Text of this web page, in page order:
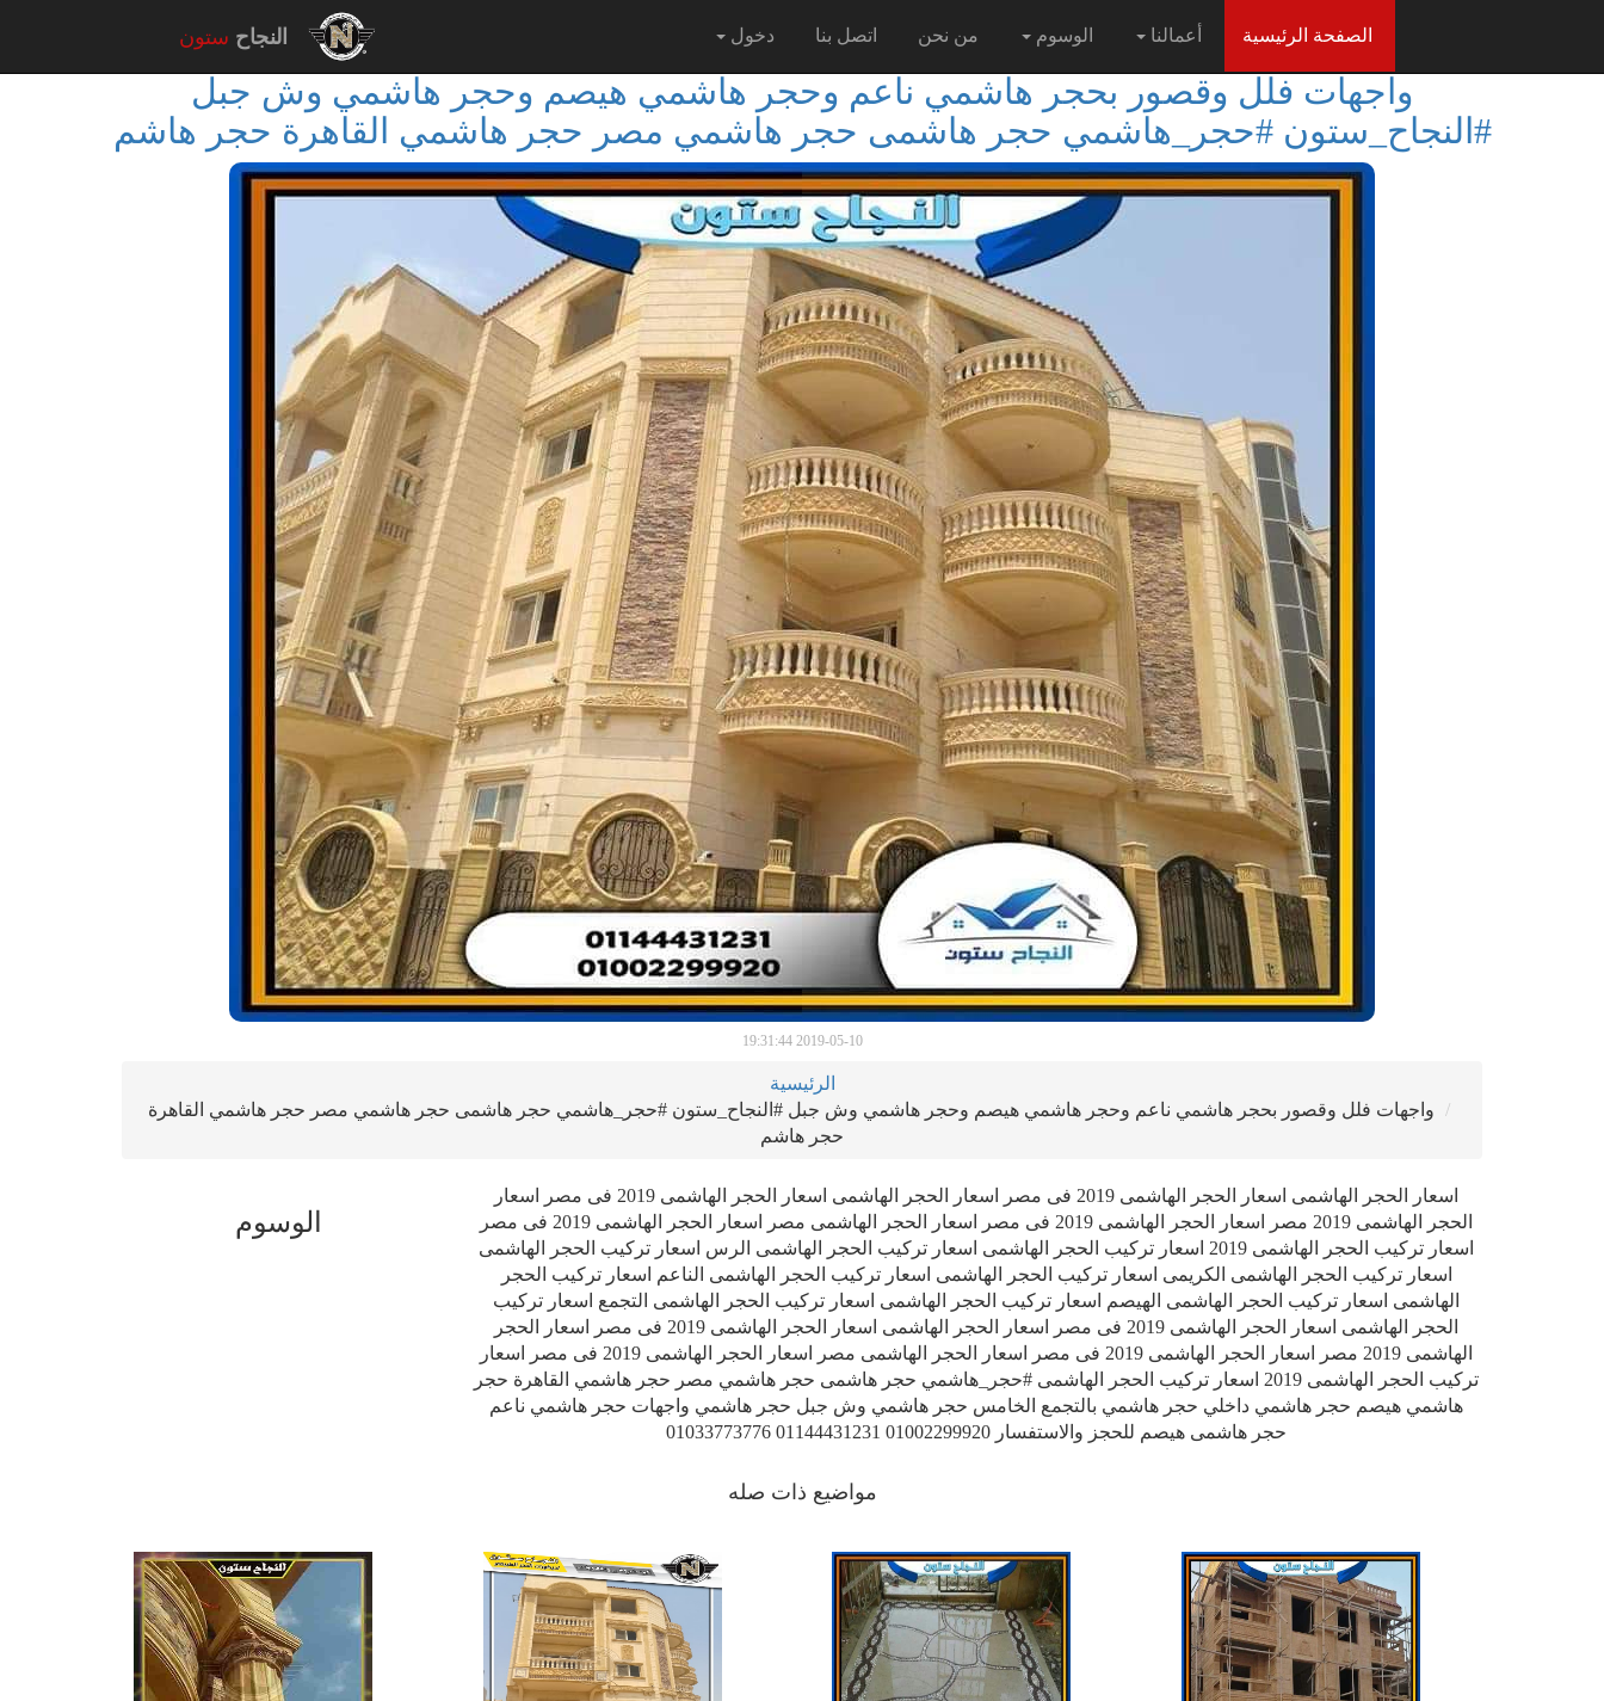
النجاح ستون دخول اتصل بنا من نحن الوسوم أعمالنا الصفحة الرئيسية
واجهات فلل وقصور بحجر هاشمي ناعم وحجر هاشمي هيصم وحجر هاشمي وش جبل
#النجاح_ستون #حجر_هاشمي حجر هاشمى حجر هاشمي مصر حجر هاشمي القاهرة حجر هاشم
2019-05-10 19:31:44
الرئيسية
واجهات فلل وقصور بحجر هاشمي ناعم وحجر هاشمي هيصم وحجر هاشمي وش جبل #النجاح_ستون #حجر_هاشمي حجر هاشمى حجر هاشمي مصر حجر هاشمي القاهرة
حجر هاشم
الوسوم
اسعار الحجر الهاشمى اسعار الحجر الهاشمى 2019 فى مصر اسعار الحجر الهاشمى اسعار الحجر الهاشمى 2019 فى مصر اسعار
الحجر الهاشمى 2019 مصر اسعار الحجر الهاشمى 2019 فى مصر اسعار الحجر الهاشمى مصر اسعار الحجر الهاشمى 2019 فى مصر
اسعار تركيب الحجر الهاشمى 2019 اسعار تركيب الحجر الهاشمى اسعار تركيب الحجر الهاشمى الرس اسعار تركيب الحجر الهاشمى
اسعار تركيب الحجر الهاشمى الكريمى اسعار تركيب الحجر الهاشمى اسعار تركيب الحجر الهاشمى الناعم اسعار تركيب الحجر
الهاشمى اسعار تركيب الحجر الهاشمى الهيصم اسعار تركيب الحجر الهاشمى اسعار تركيب الحجر الهاشمى التجمع اسعار تركيب
الحجر الهاشمى اسعار الحجر الهاشمى 2019 فى مصر اسعار الحجر الهاشمى اسعار الحجر الهاشمى 2019 فى مصر اسعار الحجر
الهاشمى 2019 مصر اسعار الحجر الهاشمى 2019 فى مصر اسعار الحجر الهاشمى مصر اسعار الحجر الهاشمى 2019 فى مصر اسعار
تركيب الحجر الهاشمى 2019 اسعار تركيب الحجر الهاشمى #حجر_هاشمي حجر هاشمى حجر هاشمي مصر حجر هاشمي القاهرة حجر
هاشمي هيصم حجر هاشمي داخلي حجر هاشمي بالتجمع الخامس حجر هاشمي وش جبل حجر هاشمي واجهات حجر هاشمي ناعم
حجر هاشمى هيصم للحجز والاستفسار 01002299920 01144431231 01033773776
مواضيع ذات صله